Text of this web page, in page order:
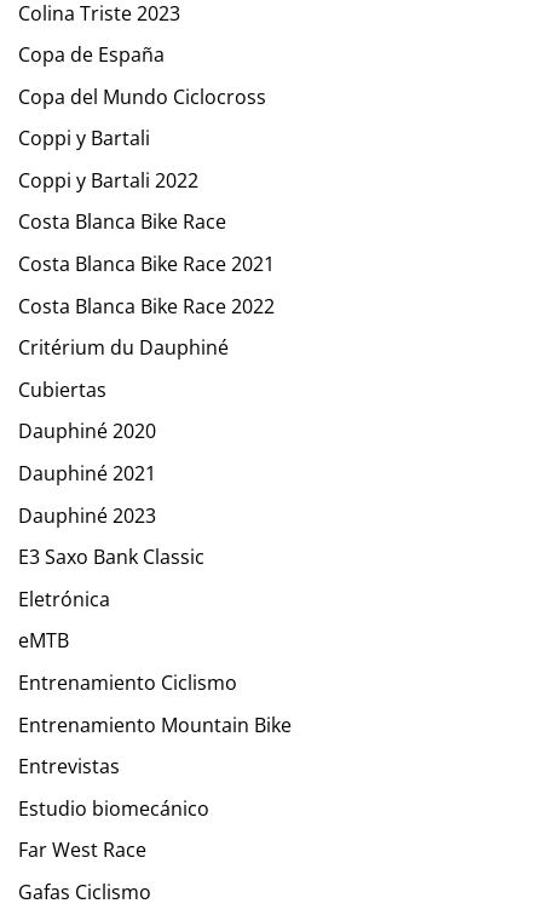
Colina Triste 2023
Copa de España
Copa del Mundo Ciclocross
Coppi y Bartali
Coppi y Bartali 2022
Costa Blanca Bike Race
Costa Blanca Bike Race 2021
Costa Blanca Bike Race 2022
Critérium du Dauphiné
Cubiertas
Dauphiné 2020
Dauphiné 2021
Dauphiné 2023
E3 Saxo Bank Classic
Eletrónica
eMTB
Entrenamiento Ciclismo
Entrenamiento Mountain Bike
Entrevistas
Estudio biomecánico
Far West Race
Gafas Ciclismo